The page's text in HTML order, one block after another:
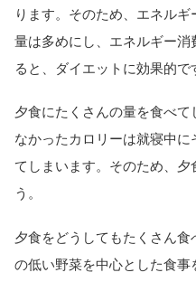
ります。そのため、エネル
量は多めにし、エネルギー
ると、ダイエットに効果的で
夕食にたくさんの量を食べ
なかったカロリーは就寝中
てしまいます。そのため、夕
う。
夕食をどうしてもたくさん
の低い野菜を中心とした食